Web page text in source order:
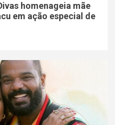
homenageia mãe
em ação especial de